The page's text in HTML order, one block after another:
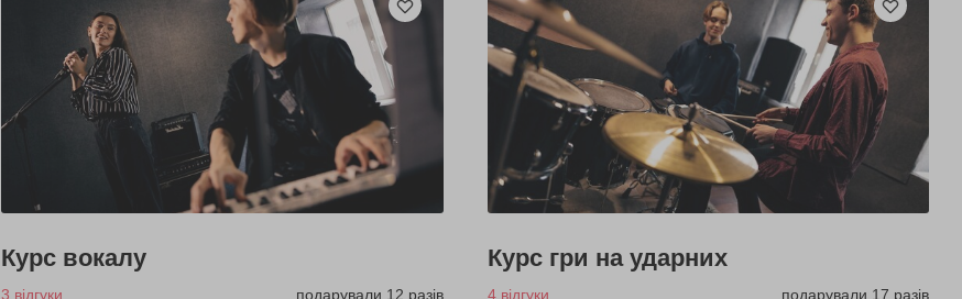
Курс вокалу
3 відгуки
подарували 12 разів
Курс гри на ударних
4 відгуки
подарували 17 разів